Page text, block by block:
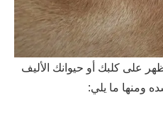
على كلبك أو حيوانك الأليف
ومنها ما يلي: